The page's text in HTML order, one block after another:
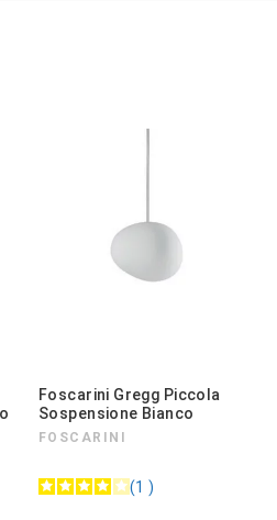
Foscarini Gregg Piccola
Sospensione Bianco
FOSCARINI
1